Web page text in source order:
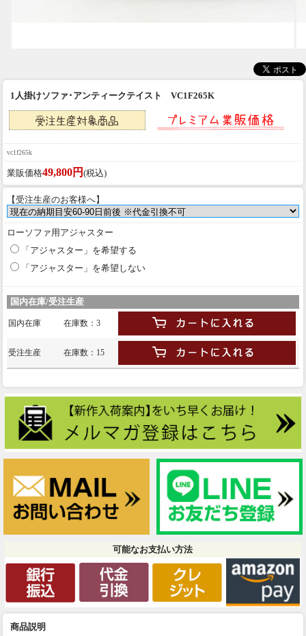
1人掛けソファ･アンティークテイスト VC1F265K
vc1f265k
業販価格49,800円 (税込)
【受注生産のお客様へ】
ローソファ用アジャスター
「アジャスター」を希望する
「アジャスター」を希望しない
国内在庫/受注生産
国内在庫 在庫数：3
受注生産 在庫数：15
可能なお支払い方法
商品説明